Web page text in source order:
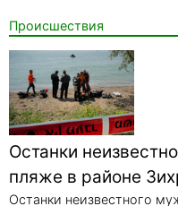
Происшествия
Останки
пляже в районе
Останки неизвестного